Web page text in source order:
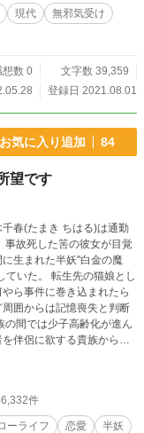
明るく元気で、お人好し
あるものの 姿形、性別
のこたつ開き 寂寥の薄桜
現代
無邪気受け
想数 0
文字数 39,359
登録日 2021.08.01
お気に入り追加 84
望です
春(たまき ちはる)は通勤
事故死した筈の彼女が目覚
生まれた半妖"白金の魔
の猫娘とし
ら事件に巻き込まれたら
囲からは記憶喪失と判断
伴侶に欲する貴族から縁
な生活を望んでいるにも
ん) 第12回恋愛
転生
ました』 1/7 タイトルを変更しました。
件
ーライフ 恋愛
半妖